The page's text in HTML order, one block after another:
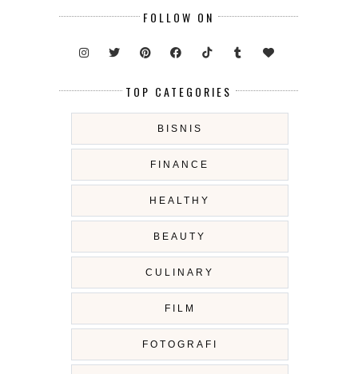
FOLLOW ON
TOP CATEGORIES
BISNIS
FINANCE
HEALTHY
BEAUTY
CULINARY
FILM
FOTOGRAFI